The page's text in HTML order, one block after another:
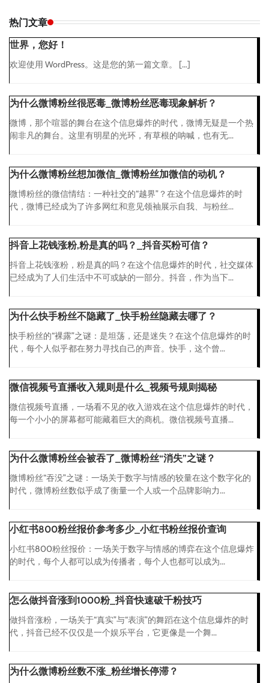
热门文章
世界，您好！
欢迎使用 WordPress。这是您的第一篇文章。 […]
为什么微博粉丝很恶毒_微博粉丝恶毒现象解析？
微博，那个喧嚣的舞台在这个信息爆炸的时代，微博无疑是一个热
闹非凡的舞台。这里有明星的光环，有草根的呐喊，也有无...
为什么微博粉丝想加微信_微博粉丝加微信的动机？
微博粉丝的微信情结：一种社交的“越界”？在这个信息爆炸的时
代，微博已经成为了许多网红和意见领袖展示自我、与粉丝...
抖音上花钱涨粉,粉是真的吗？_抖音买粉可信？
抖音上花钱涨粉，粉是真的吗？在这个信息爆炸的时代，社交媒体
已经成为了人们生活中不可或缺的一部分。抖音，作为当下...
为什么快手粉丝不隐藏了_快手粉丝隐藏去哪了？
快手粉丝的“裸露”之谜：是坦荡，还是迷失？在这个信息爆炸的时
代，每个人似乎都在努力寻找自己的声音。快手，这个曾...
微信视频号直播收入规则是什么_视频号规则揭秘
微信视频号直播，一场看不见的收入游戏在这个信息爆炸的时代，
每一个小小的屏幕都可能藏着巨大的商机。微信视频号直播...
为什么微博粉丝会被吞了_微博粉丝“消失”之谜？
微博粉丝“吞没”之谜：一场关于数字与情感的较量在这个数字化的
时代，微博粉丝数似乎成了衡量一个人或一个品牌影响力...
小红书800粉丝报价参考多少_小红书粉丝报价查询
小红书800粉丝报价：一场关于数字与情感的博弈在这个信息爆炸
的时代，每个人都可以成为传播者，每个人也都可以成为...
怎么做抖音涨到1000粉_抖音快速破千粉技巧
做抖音涨粉，一场关于“真实”与“表演”的舞蹈在这个信息爆炸的时
代，抖音已经不仅仅是一个娱乐平台，它更像是一个舞...
为什么微博粉丝数不涨_粉丝增长停滞？